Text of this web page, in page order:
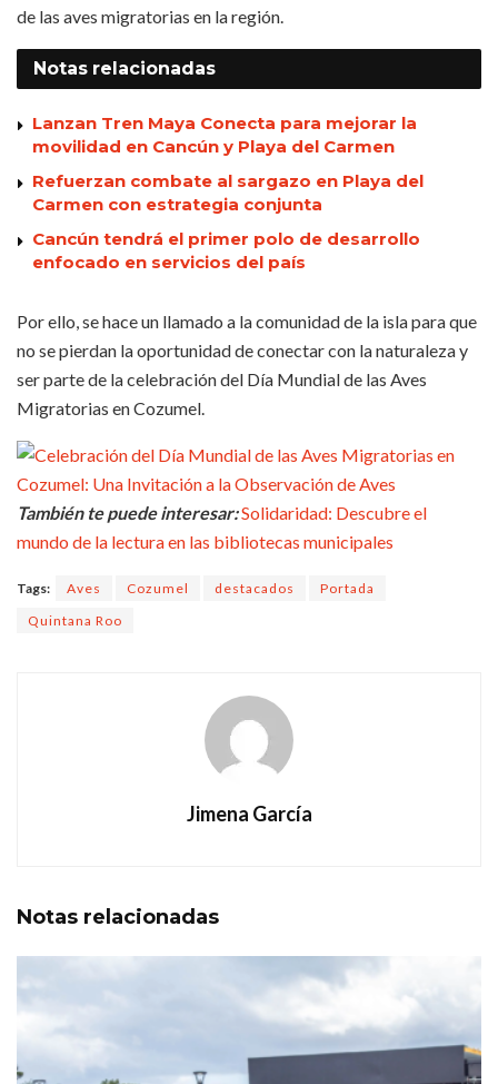
de las aves migratorias en la región.
Notas relacionadas
Lanzan Tren Maya Conecta para mejorar la
movilidad en Cancún y Playa del Carmen
Refuerzan combate al sargazo en Playa del
Carmen con estrategia conjunta
Cancún tendrá el primer polo de desarrollo
enfocado en servicios del país
Por ello, se hace un llamado a la comunidad de la isla para que
no se pierdan la oportunidad de conectar con la naturaleza y
ser parte de la celebración del Día Mundial de las Aves
Migratorias en Cozumel.
También te puede interesar:Solidaridad: Descubre el
mundo de la lectura en las bibliotecas municipales
Tags: Aves Cozumel destacados
Portada
Quintana Roo
Jimena García
Notas relacionadas